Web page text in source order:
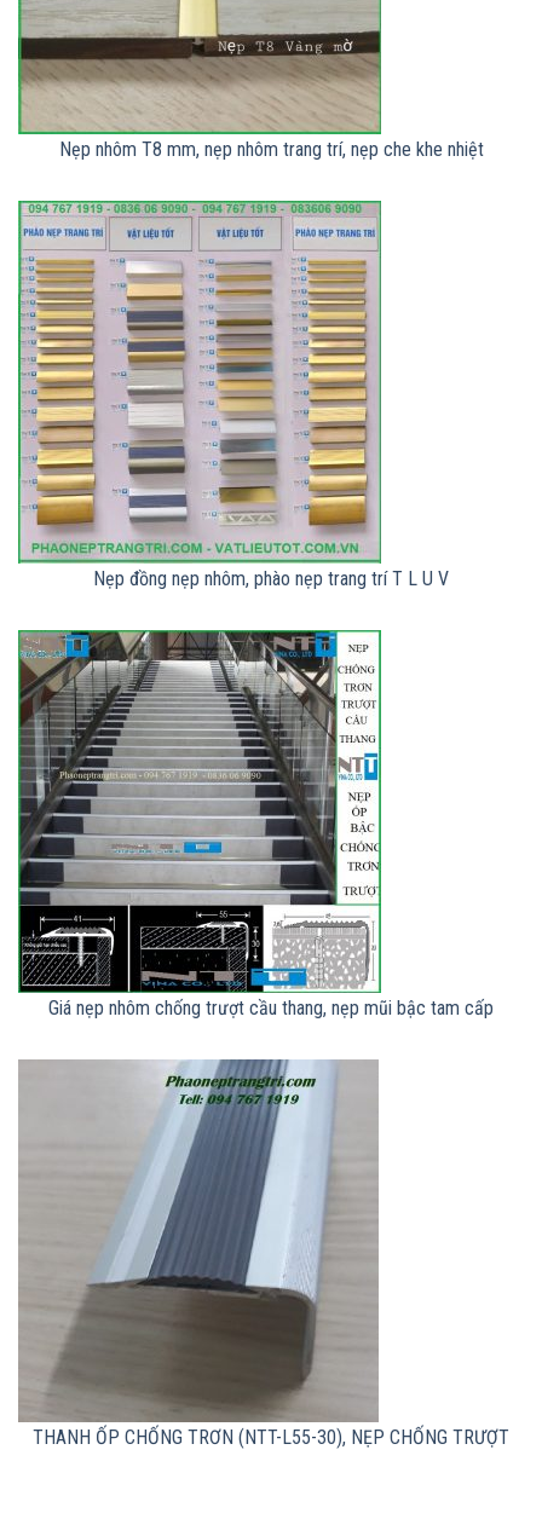
Nẹp nhôm T8 mm, nẹp nhôm trang trí, nẹp che khe nhiệt
Nẹp đồng nẹp nhôm, phào nẹp trang trí T L U V
Giá nẹp nhôm chống trượt cầu thang, nẹp mũi bậc tam cấp
THANH ỐP CHỐNG TRƠN (NTT-L55-30), NẸP CHỐNG TRƯỢT